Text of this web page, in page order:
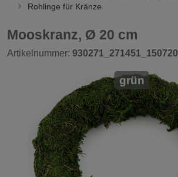
Rohlinge für Kränze
Mooskranz, Ø 20 cm
Artikelnummer: 930271_271451_150720
grün